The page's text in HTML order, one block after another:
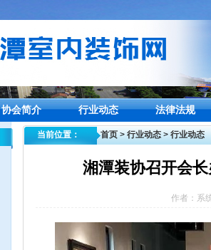
协会简介 行业动态 法律法规
当前位置： 首页 > 行业动态 > 行业动态
湘潭装协召开会
作者：系